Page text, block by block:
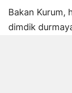
Bakan Kurum,
dimdik